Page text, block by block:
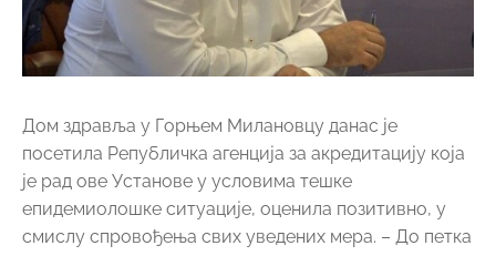
Дом здравља у Горњем Милановцу данас је
посетила Републичка агенција за акредитацију која
је рад ове Установе у условима тешке
епидемиолошке ситуације, оценила позитивно, у
смислу спровођења свих уведених мера. – До петка